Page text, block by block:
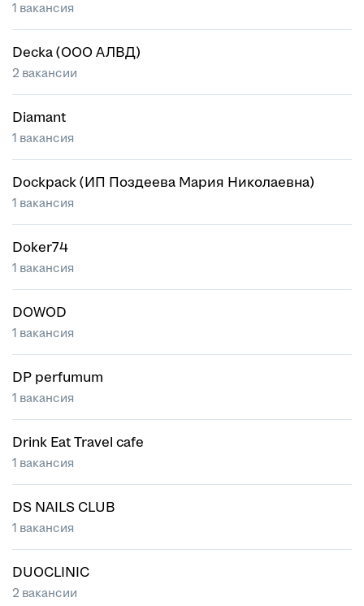
1 вакансия
Decka (ООО АЛВД)
2 вакансии
Diamant
1 вакансия
Dockpack (ИП Поздеева Мария Николаевна)
1 вакансия
Doker74
1 вакансия
DOWOD
1 вакансия
DP perfumum
1 вакансия
Drink Eat Travel cafe
1 вакансия
DS NAILS CLUB
1 вакансия
DUOCLINIC
2 вакансии